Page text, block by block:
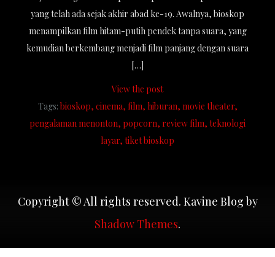
yang telah ada sejak akhir abad ke-19. Awalnya, bioskop
menampilkan film hitam-putih pendek tanpa suara, yang
kemudian berkembang menjadi film panjang dengan suara
[…]
View the post
Tags: bioskop cinema film hiburan movie theater
pengalaman menonton popcorn review film teknologi
layar tiket bioskop
Copyright © All rights reserved. Kavine Blog by
Shadow Themes.